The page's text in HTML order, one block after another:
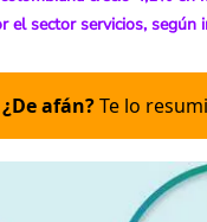
el sector servicios, según
¿De afán?Te lo